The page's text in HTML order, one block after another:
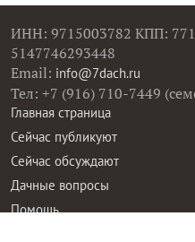
ИНН: 9715003782 КПП:
5147746293448
Email: info@7dach.ru
Тел: +7 (916) 710-7449
Главная страница
Сейчас публикуют
Сейчас обсуждают
Дачные вопросы
Помощь